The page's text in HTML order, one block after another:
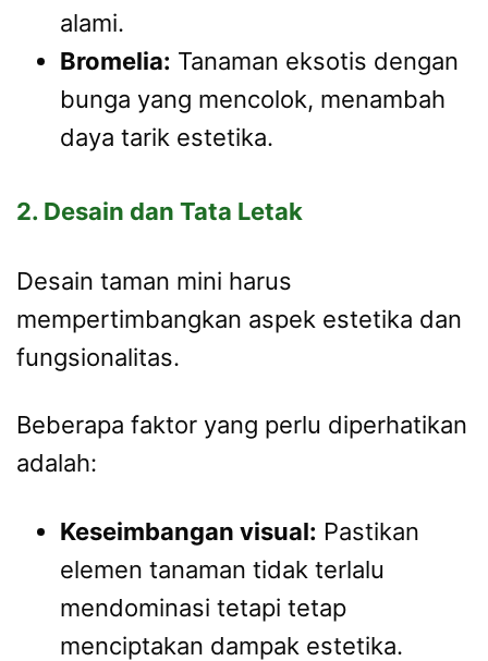
alami.
Bromelia: Tanaman eksotis dengan
bunga yang mencolok, menambah
daya tarik estetika.
2. Desain dan Tata Letak
Desain taman mini harus
mempertimbangkan aspek estetika dan
fungsionalitas.
Beberapa faktor yang perlu diperhatikan
adalah:
Keseimbangan visual: Pastikan
elemen tanaman tidak terlalu
mendominasi tetapi tetap
menciptakan dampak estetika.